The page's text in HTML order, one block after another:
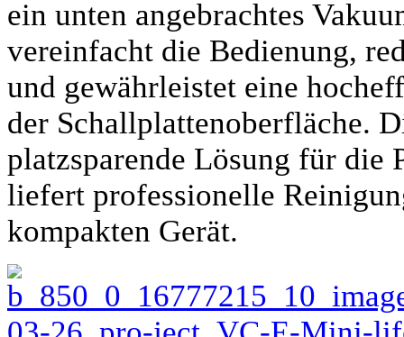
ein unten angebrachtes
vereinfacht die Bedienung,
und gewährleistet eine
der Schallplattenoberfläche.
platzsparende Lösung für die
liefert professionelle
kompakten Gerät.